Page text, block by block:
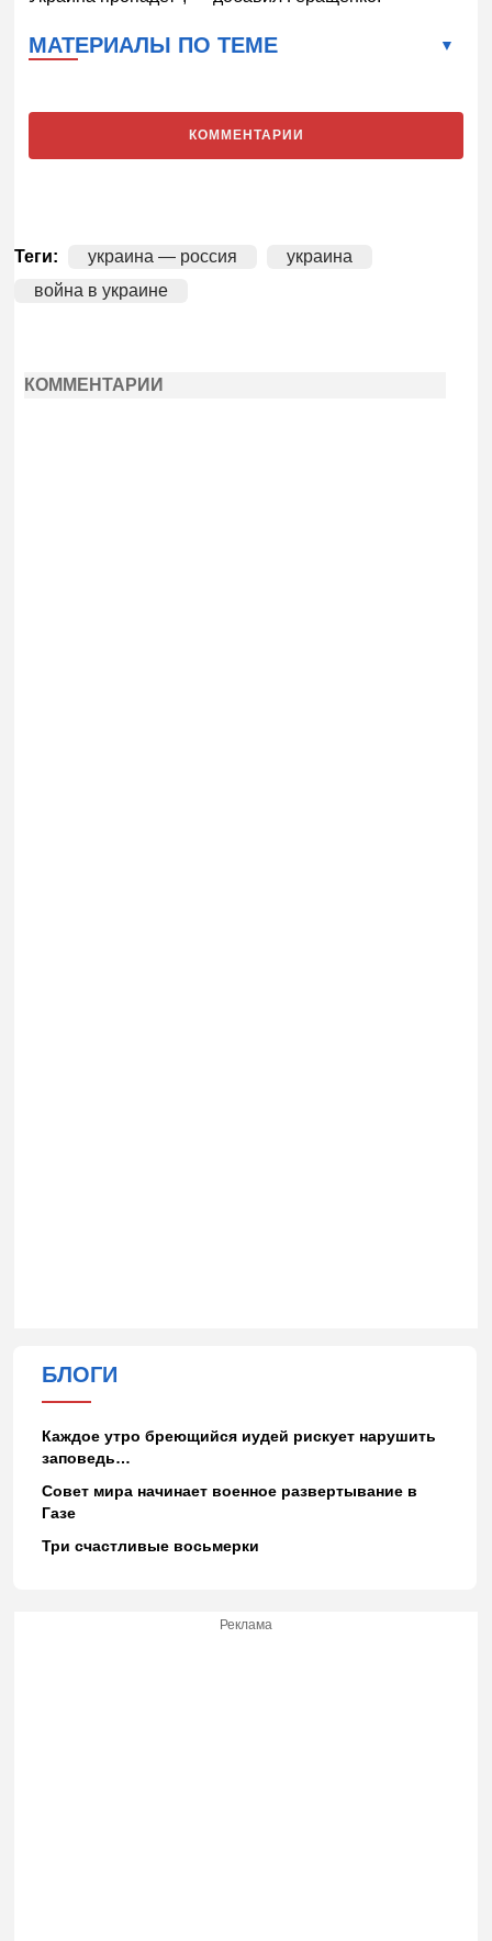
МАТЕРИАЛЫ ПО ТЕМЕ
КОММЕНТАРИИ
Теги: украина — россия
украина
война в украине
КОММЕНТАРИИ
БЛОГИ
Каждое утро бреющийся иудей рискует нарушить
заповедь…
Совет мира начинает военное развертывание в
Газе
Три счастливые восьмерки
Реклама